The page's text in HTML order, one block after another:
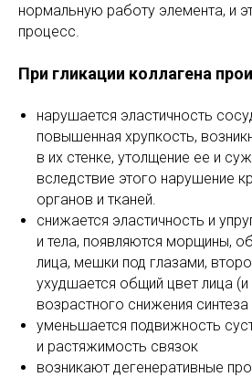
нормальную работу элемента, и
процесс.
При гликации коллагена
нарушается эластичность
повышенная хрупкость,
в их стенке, утолщение ее и
вследствие этого нарушение
органов и тканей.
снижается эластичность и
и тела, появляются морщины,
лица, мешки под глазами,
ухудшается общий цвет лица
возрастного снижения синтеза
уменьшается подвижность
и растяжимость связок
возникают дегенеративные